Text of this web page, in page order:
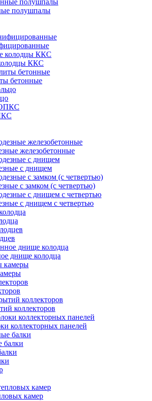
полушпалы
ККС
бетонные
железобетонные
с днищем
с замком (с четвертью)
с днищем с четвертью
днище колодца
коллекторов
коллекторных панелей
балки
камер